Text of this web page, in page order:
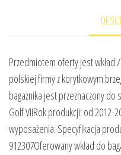
Przedmiotem oferty jest wkład
polskiej firmy z korytkowym
bagażnika jest przeznaczony
Golf VIIRok produkcji: od 2012-
wyposażenia: Specyfikacja
912307Oferowany wkład do